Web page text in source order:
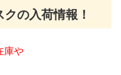
の入荷情報！
庫や